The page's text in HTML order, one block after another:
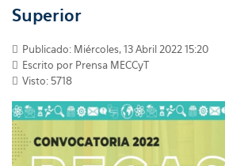
Superior
Publicado: Miércoles, 13 Abril 2022 15:20
Escrito por Prensa MECCyT
Visto: 5718